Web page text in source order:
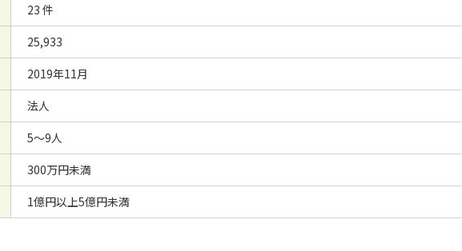
23 件
25,933
2019年11月
法人
5～9人
300万円未満
1億円以上5億円未満